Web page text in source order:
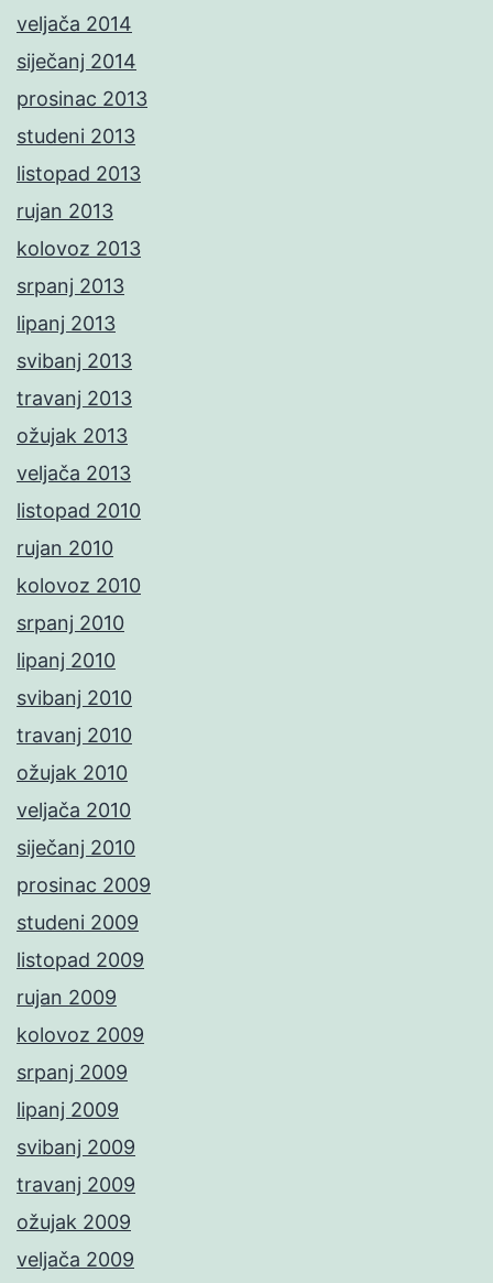
veljača 2014
siječanj 2014
prosinac 2013
studeni 2013
listopad 2013
rujan 2013
kolovoz 2013
srpanj 2013
lipanj 2013
svibanj 2013
travanj 2013
ožujak 2013
veljača 2013
listopad 2010
rujan 2010
kolovoz 2010
srpanj 2010
lipanj 2010
svibanj 2010
travanj 2010
ožujak 2010
veljača 2010
siječanj 2010
prosinac 2009
studeni 2009
listopad 2009
rujan 2009
kolovoz 2009
srpanj 2009
lipanj 2009
svibanj 2009
travanj 2009
ožujak 2009
veljača 2009